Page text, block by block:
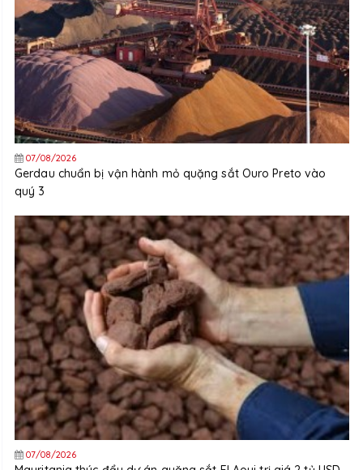
07/08/2026
Gerdau chuẩn bị vận hành mỏ quặng sắt Ouro Preto vào
quý 3
07/08/2026